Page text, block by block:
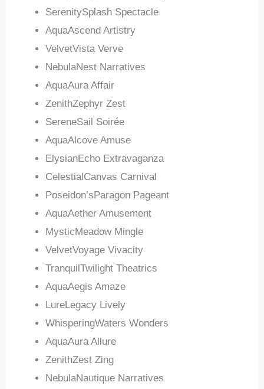
SerenitySplash Spectacle
AquaAscend Artistry
VelvetVista Verve
NebulaNest Narratives
AquaAura Affair
ZenithZephyr Zest
SereneSail Soirée
AquaAlcove Amuse
ElysianEcho Extravaganza
CelestialCanvas Carnival
Poseidon’sParagon Pageant
AquaAether Amusement
MysticMeadow Mingle
VelvetVoyage Vivacity
TranquilTwilight Theatrics
AquaAegis Amaze
LureLegacy Lively
WhisperingWaters Wonders
AquaAura Allure
ZenithZest Zing
NebulaNautique Narratives